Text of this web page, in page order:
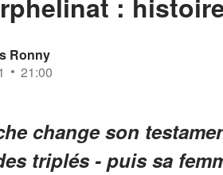
:
Ronny
21:00
change son
triplés - puis sa